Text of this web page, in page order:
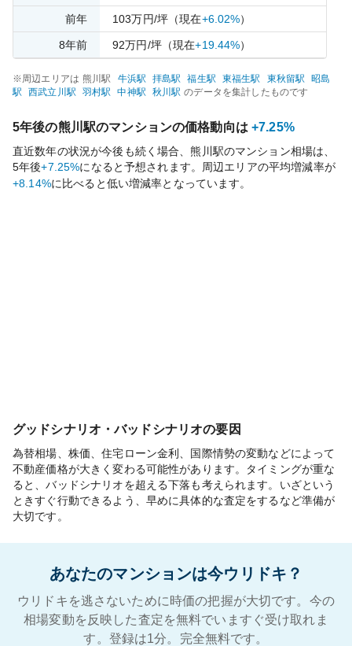
前年 103万円/坪 （現在+6.02%）
8年前 92万円/坪（現在+19.44%）
※周辺エリアは 熊川駅 牛浜駅 拝島駅 福生駅 東福生駅 東秋留駅
昭島
駅
西武立川駅 羽村駅 中神駅 秋川駅 のデータを集計したものです
5年後の熊川駅のマンションの価格動向は +7.25%
直近数年の状況が今後も続く場合、熊川 駅のマンション相場は、
5年後+7.25%になると予想されます。周辺エリアの平均増減率が
+8.14%に比べると低い増減率となっています。
グッドシナリオ・バッドシナリオの要因
為替相場、株価、住宅ローン金利、国際情勢の変動などによって
不動産価格が大きく変わる可能性があります。タイミングが重な
ると、バッドシナリオを超える下落も考えられます。いざという
ときすぐ行動できるよう、早めに具体的な査定をするなど準備が
大切です。
あなたのマンションは今ウリドキ？
ウリドキを逃さないために時価の把握が大切です。今の
相場変動を反映した査定を無料でいますぐ受け取れま
す。登録は1分。完全無料です。